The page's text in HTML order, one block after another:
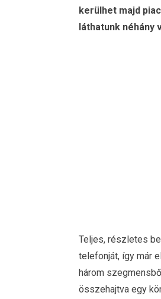
kerülhet majd
láthatunk néhány
Teljes, részletes
telefonját, így már
három
összehajtva egy